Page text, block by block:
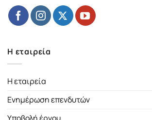
Η εταιρεία
Η εταιρεία
Ενημέρωση επενδυτών
Υποβολή έργου